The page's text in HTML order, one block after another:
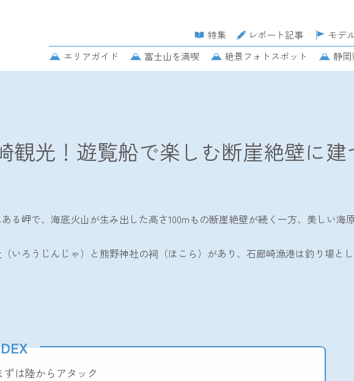
ロ
ー
ー
特集 レポート記事 モデ
サ
ョ
エリアガイド 富士山を満喫 絶景フォトスポット 静岡
観光！遊覧船で楽しむ断崖絶壁に建
る岬で、海底火山が生み出した高さ100mもの断崖絶壁が続く一方、美しい海
いろうじんじゃ）と熊野神社の祠（ほこら）があり、石廊崎漁港は釣り場と
ずは陸からアタック